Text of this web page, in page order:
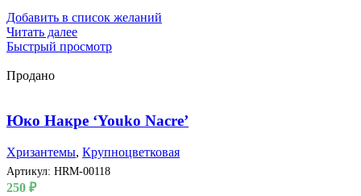
Добавить в список желаний
Читать далее
Быстрый просмотр
Продано
Юко Накре ‘Youko Nacre’
Хризантемы, Крупноцветковая
Артикул: HRM-00118
250 ₽